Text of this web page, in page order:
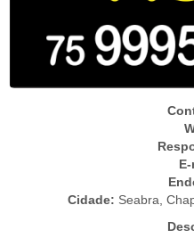
Cidade: Seabra,